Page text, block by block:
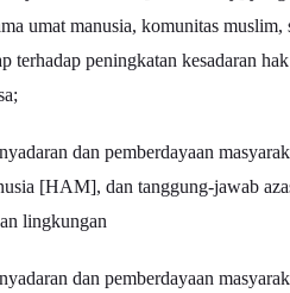
umat manusia, komunitas muslim,
terhadap peningkatan kesadaran
dan pemberdayaan
[HAM], dan tanggung-jawab
lingkungan
dan pemberdayaan